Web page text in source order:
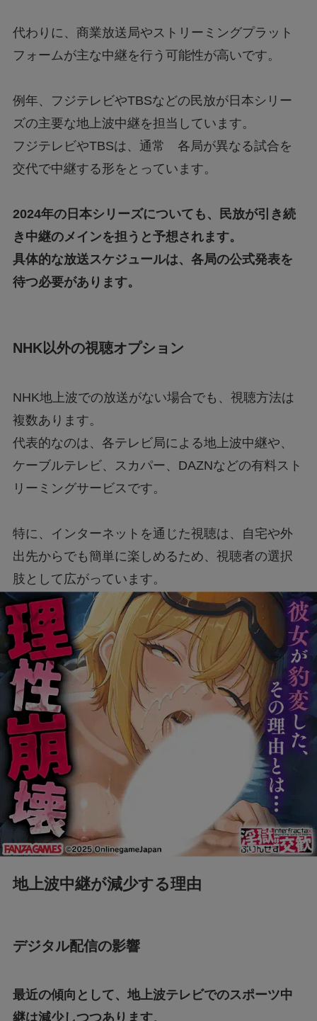
代わりに、商業放送局やストリーミングプラット
フォームが主な中継を行う可能性が高いです。
例年、フジテレビやTBSなどの民放が日本シリー
ズの主要な地上波中継を担当しています。
フジテレビやTBSは、通常 各局が異なる試合を
交代で中継する形をとっています。
2024年の日本シリーズについても、民放が引き続
き中継のメインを担うと予想されます。
具体的な放送スケジュールは、各局の公式発表を
待つ必要があります。
NHK以外の視聴オプション
NHK地上波での放送がない場合でも、視聴方法は
複数あります。
代表的なのは、各テレビ局による地上波中継や、
ケーブルテレビ、スカパー、DAZNなどの有料スト
リーミングサービスです。
特に、インターネットを通じた視聴は、自宅や外
出先からでも簡単に楽しめるため、視聴者の選択
肢として広がっています。
また、これらのサービスは、高画質での視聴や多
角的な解説などの付加価値が魅力です。
地上波中継が減少する理由
デジタル配信の影響
最近の傾向として、地上波テレビでのスポーツ中
継は減少しつつあります。